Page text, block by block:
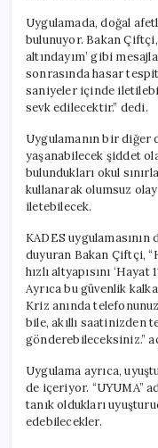
Uygulamada, doğal
bulunuyor. Bakan
altındayım’ gibi
sonrasında hasar
saniyeler içinde
sevk edilecektir.” dedi.
Uygulamanın bir diğer
yaşanabilecek şiddet
bulundukları okul
kullanarak olumsuz
iletebilecek.
KADES
duyuran Bakan Çiftçi,
hızlı altyapısını
Ayrıca bu güvenlik
Kriz anında
bile, akıllı saatinizden
gönderebileceksiniz.”
Uygulama ayrıca,
de içeriyor. “UYUMA”
tanık oldukları
edebilecekler.